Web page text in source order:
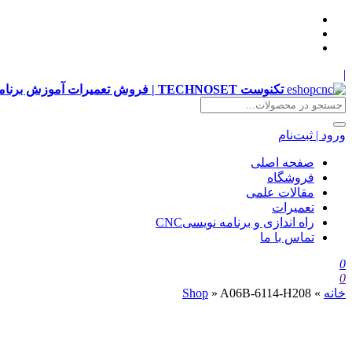
|
تکنوست TECHNOSET | فروش تعمیرات آموزش برنامه نویسی cnc زیمنس فانوک هایدن siemens ,fanuc, heidenhain ,hust, gsk
ورود | ثبت‌نام
صفحه اصلی
فروشگاه
مقالات علمی
تعمیرات
راه اندازی و برنامه نویسیCNC
تماس با ما
0
0
خانه »
Shop » A06B-6114-H208